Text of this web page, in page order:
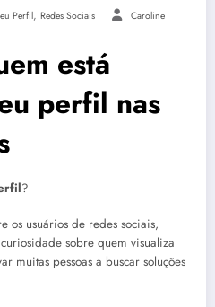
Perfil, Redes Sociais Caroline
está
perfil nas
?
os usuários de redes sociais,
sobre quem visualiza
muitas pessoas a buscar soluções